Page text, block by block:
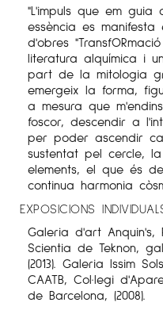
"L'impuls que em
essència es
d'obres
literatura alquímica i
part de la mitologia
emergeix la forma,
a mesura que
foscor, descendir a
per poder ascendir
sustentat pel cercle,
elements, el que és
continua harmonia
EXPOSICIONS
Galeria d'art Anquin's,
Scientia de Teknon,
(2013). Galeria Issim
CAATB, Col·legi
de Barcelona, (2008).